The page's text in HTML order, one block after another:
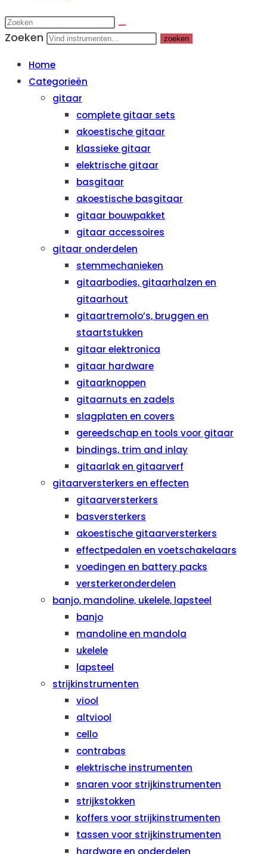
Zoeken zoeken
Home
Categorieën
gitaar
complete gitaar sets
akoestische gitaar
klassieke gitaar
elektrische gitaar
basgitaar
akoestische basgitaar
gitaar bouwpakket
gitaar accessoires
gitaar onderdelen
stemmechanieken
gitaarbodies, gitaarhalzen en
gitaarhout
gitaartremolo’s, bruggen en
staartstukken
gitaar elektronica
gitaar hardware
gitaarknoppen
gitaarnuts en zadels
slagplaten en covers
gereedschap en tools voor gitaar
bindings, trim and inlay
gitaarlak en gitaarverf
gitaarversterkers en effecten
gitaarversterkers
basversterkers
akoestische gitaarversterkers
effectpedalen en voetschakelaars
voedingen en battery packs
versterkeronderdelen
banjo, mandoline, ukelele, lapsteel
banjo
mandoline en mandola
ukelele
lapsteel
strijkinstrumenten
viool
altviool
cello
contrabas
elektrische instrumenten
snaren voor strijkinstrumenten
strijkstokken
koffers voor strijkinstrumenten
tassen voor strijkinstrumenten
hardware en onderdelen